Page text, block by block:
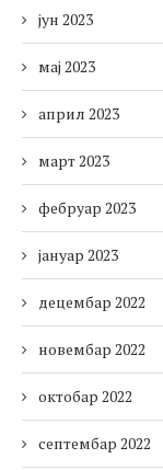
јун 2023
мај 2023
април 2023
март 2023
фебруар 2023
јануар 2023
децембар 2022
новембар 2022
октобар 2022
септембар 2022